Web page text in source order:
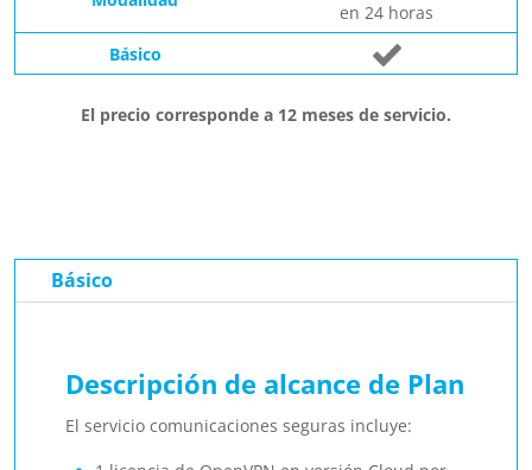
en 24 horas
El precio corresponde a 12 meses de servicio.
Básico
Descripción de alcance de Plan
El servicio comunicaciones seguras incluye: